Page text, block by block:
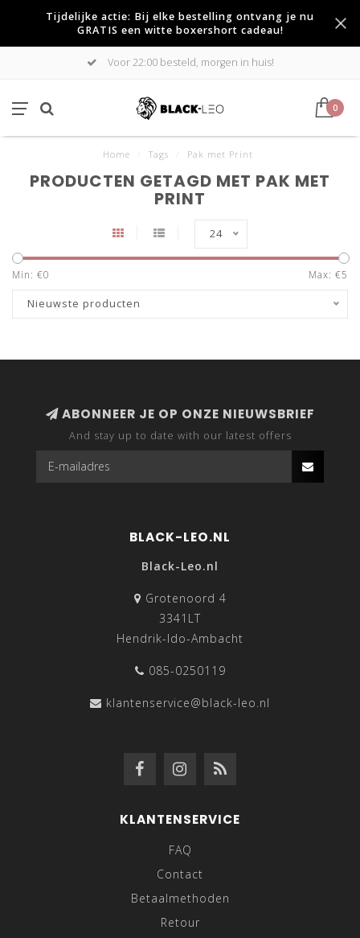
Tijdelijke actie: Bij elke bestelling ontvang je nu
GRATIS een witte boxershort cadeau!
Voor 22:00 besteld, morgen in huis!
0
Home Tags Pak met Print
PRODUCTEN GETAGD MET PAK MET
PRINT
24
Min: €0 Max: €5
Nieuwste producten
ABONNEER JE OP ONZE NIEUWSBRIEF
And stay up to date with our latest offers
BLACK-LEO.NL
Black-Leo.nl
Grotenoord 4
3341LT
Hendrik-Ido-Ambacht
085-0250119
klantenservice@black-leo.nl
KLANTENSERVICE
FAQ
Contact
Betaalmethoden
Retour